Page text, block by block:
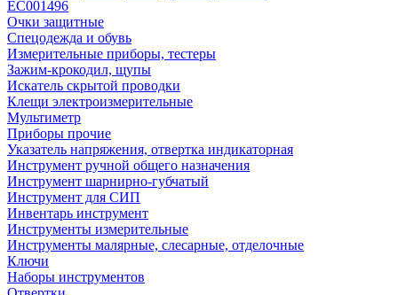
EC001496
Очки защитные
Спецодежда и обувь
Измерительные приборы, тестеры
Зажим-крокодил, щупы
Искатель скрытой проводки
Клещи электроизмерительные
Мультиметр
Приборы прочие
Указатель напряжения, отвертка индикаторная
Инструмент ручной общего назначения
Инструмент шарнирно-губчатый
Инструмент для СИП
Инвентарь инструмент
Инструменты измерительные
Инструменты малярные, слесарные, отделочные
Ключи
Наборы инструментов